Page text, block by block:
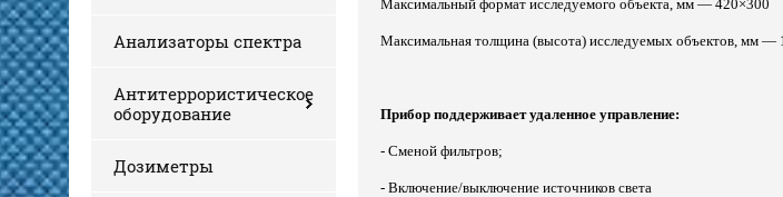
Анализаторы спектра
Антитеррористическое
оборудование
Дозиметры
Максимальный формат исследуемого объекта, мм — 420×300
Максимальная толщина (высота) исследуемых объектов, мм —
Прибор поддерживает удаленное управление:
- Сменой фильтров;
- Включение/выключение источников света